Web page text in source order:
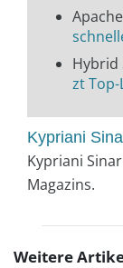
Hybrid
zt
Kypriani
Kypriani
Magazins.
Weitere